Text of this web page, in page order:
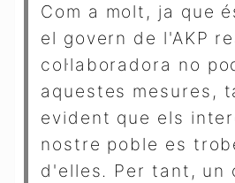
Com a molt, ja que
el govern de l'AKP
col·laboradora no
aquestes mesures,
evident que els
nostre poble es
d'elles. Per tant, un